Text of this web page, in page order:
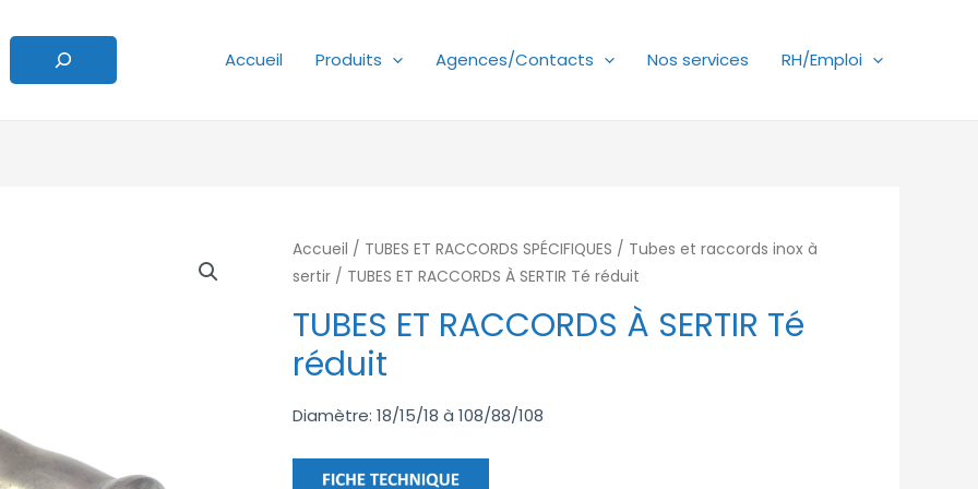
Accueil
Produits Agences/Contacts Nos services RH/Emploi
Accueil / TUBES ET RACCORDS SPÉCIFIQUES / Tubes et raccords inox à
sertir / TUBES ET RACCORDS À SERTIR Té réduit
TUBES ET RACCORDS À SERTIR Té
réduit
Diamètre: 18/15/18 à 108/88/108